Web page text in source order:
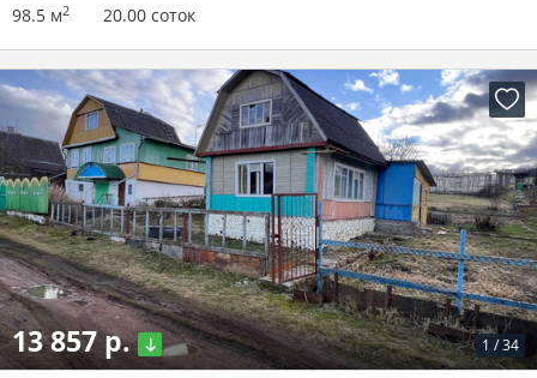
98.5 м2 20.00 соток
1 /34
13 857 р.